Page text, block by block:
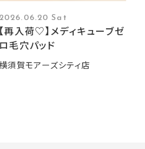
2026.06.20 Sat
【再入荷♡】メディキューブゼ
ロ毛穴パッド
須賀モアーズシティ店